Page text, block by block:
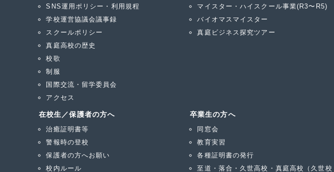
SNS運用ポリシー・利用規程
学校運営協議会議事録
スクールポリシー
真庭高校の歴史
校歌
制服
国際交流・留学委員会
アクセス
マイスター・ハイスクール事業(R3〜R5)
バイオマスマイスター
真庭ビジネス探究ツアー
在校生／保護者の方へ
治癒証明書等
警報時の登校
保護者の方へお願い
校内ルール
卒業生の方へ
同窓会
教育実習
各種証明書の発行
至道・落合・久世高校・真庭高校（久世校